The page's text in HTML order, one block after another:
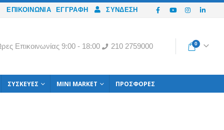
ΕΠΙΚΟΙΝΩΝΙΑ ΕΓΓΡΑΦΉ ΣΎΝΔΕΣΗ
Eπικοινωνίας 9:00 - 18:00 210 2759000 0
ΣΥΣΚΕΥΈΣ MINI MARKET ΠΡΟΣΦΟΡΈΣ